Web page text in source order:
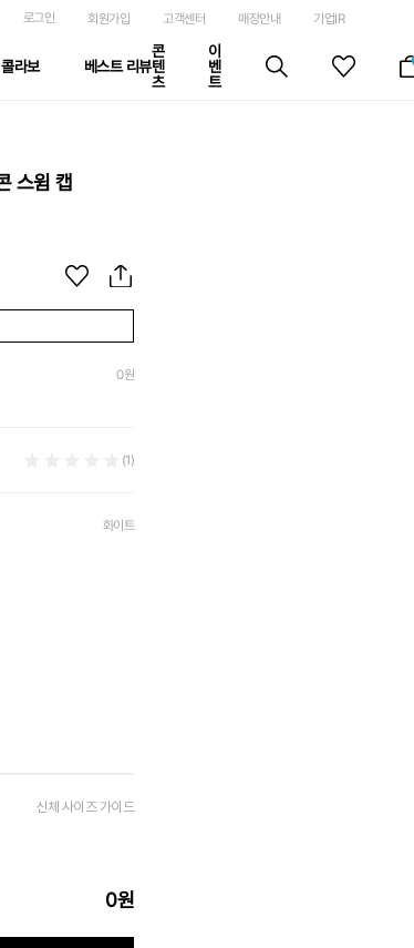
로그인 회원가입 고객센터 매장안내 기업IR
콜라보 베스트 리뷰
콘
텐
츠
이
벤
트
스윔 캡
0원
(1)
화이트
신체 사이즈 가이드
0원